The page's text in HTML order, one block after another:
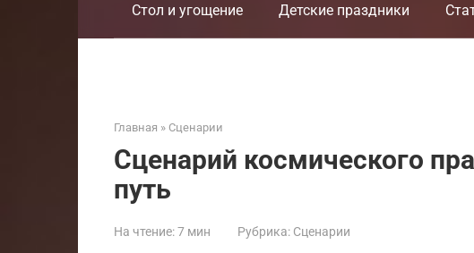
Стол и угощение Детские праздники
Главная » Сценарии
Сценарий космического
путь
На чтение:7 мин Рубрика: Сценарии